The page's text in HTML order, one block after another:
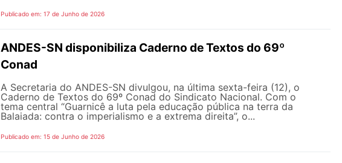
Publicado em: 17 de Junho de 2026
ANDES-SN disponibiliza Caderno de Textos do 69º
Conad
A Secretaria do ANDES-SN divulgou, na última sexta-feira (12), o
Caderno de Textos do 69º Conad do Sindicato Nacional. Com o
tema central “Guarnicê a luta pela educação pública na terra da
Balaiada: contra o imperialismo e a extrema direita”, o...
Publicado em: 15 de Junho de 2026